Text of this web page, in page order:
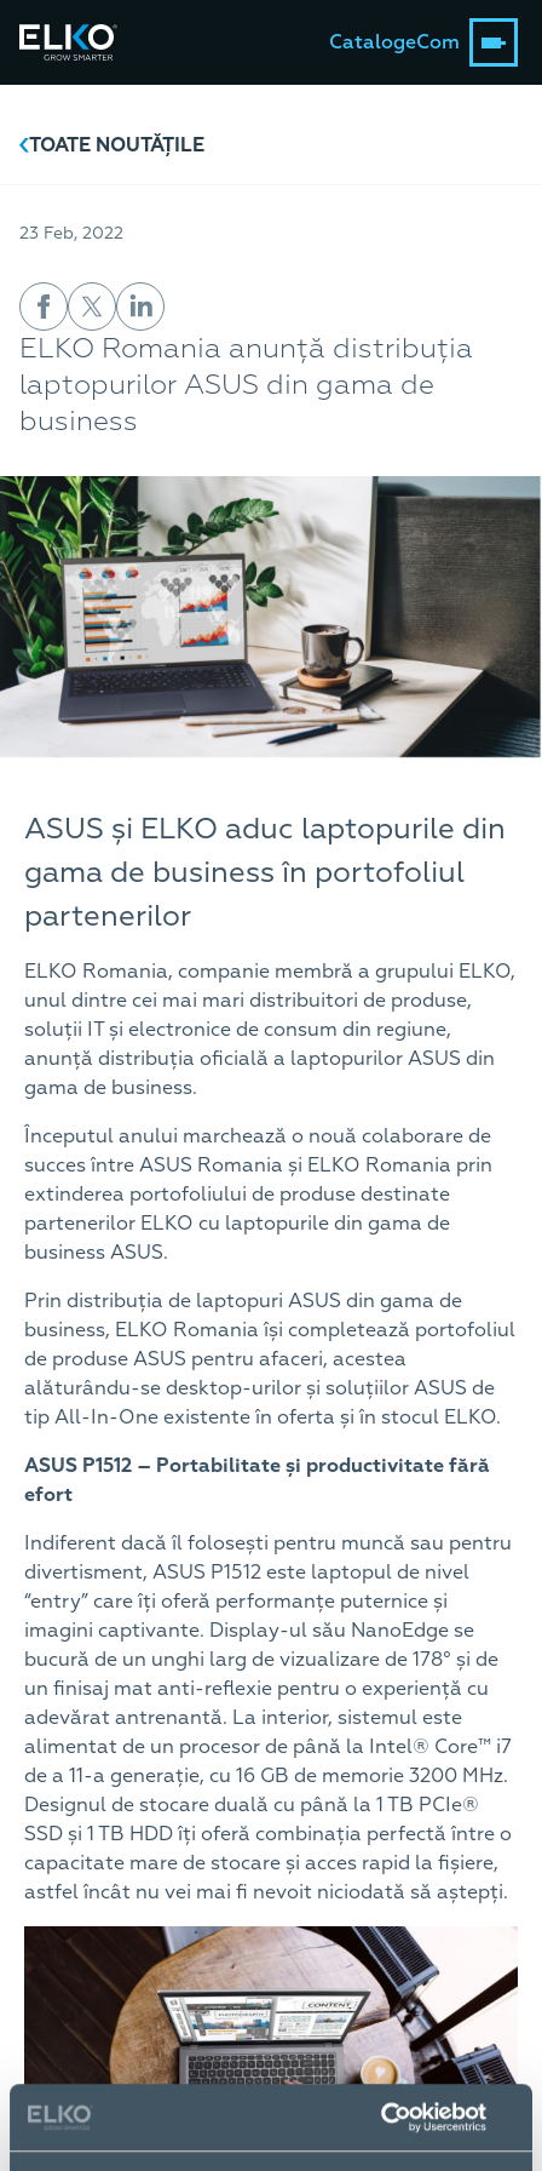
CatalogeCom
TOATE NOUTĂȚILE
23 Feb, 2022
ELKO Romania anunță distribuția
laptopurilor ASUS din gama de
business
ASUS și ELKO aduc laptopurile din
gama de business în portofoliul
partenerilor
ELKO Romania, companie membră a grupului ELKO,
unul dintre cei mai mari distribuitori de produse,
soluții IT și electronice de consum din regiune,
anunță distribuția oficială a laptopurilor ASUS din
gama de business.
Începutul anului marchează o nouă colaborare de
succes între ASUS Romania și ELKO Romania prin
extinderea portofoliului de produse destinate
partenerilor ELKO cu laptopurile din gama de
business ASUS.
Prin distribuția de laptopuri ASUS din gama de
business, ELKO Romania își completează portofoliul
de produse ASUS pentru afaceri, acestea
alăturându-se desktop-urilor și soluțiilor ASUS de
tip All-In-One existente în oferta și în stocul ELKO.
ASUS P1512 – Portabilitate și productivitate fără
efort
Indiferent dacă îl folosești pentru muncă sau pentru
divertisment, ASUS P1512 este laptopul de nivel
“entry” care îți oferă performanțe puternice și
imagini captivante. Display-ul său NanoEdge se
bucură de un unghi larg de vizualizare de 178° și de
un finisaj mat anti-reflexie pentru o experiență cu
adevărat antrenantă. La interior, sistemul este
alimentat de un procesor de până la Intel® Core™ i7
de a 11-a generație, cu 16 GB de memorie 3200 MHz.
Designul de stocare duală cu până la 1 TB PCIe®
SSD și 1 TB HDD îți oferă combinația perfectă între o
capacitate mare de stocare și acces rapid la fișiere,
astfel încât nu vei mai fi nevoit niciodată să aștepți.